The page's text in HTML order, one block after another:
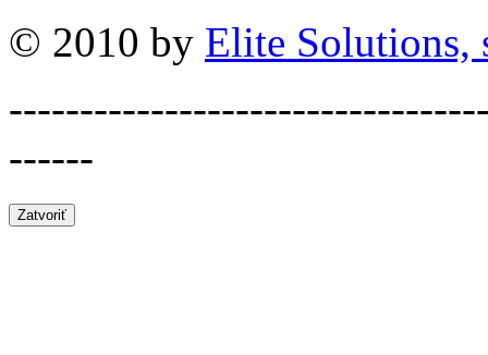
© 2010 by Elite Solutions,
------